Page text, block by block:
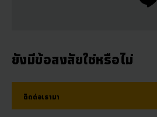
ยังมีข้อสงสัยใช่หรือไม่
ติดต่อเรามา